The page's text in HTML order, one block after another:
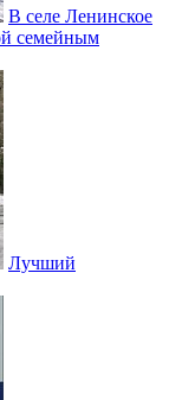
В селе Ленинское
семейным
Лучший